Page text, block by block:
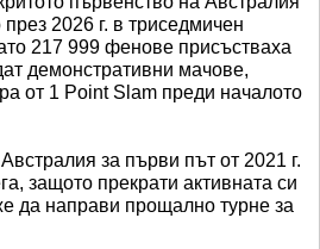
2026 г. в триседмичен
217 999 фенове присъстваха
демонстративни мачове,
от 1 Point Slam преди началото
за първи път от 2021 г.
защото прекрати активната си
да направи прощално турне за